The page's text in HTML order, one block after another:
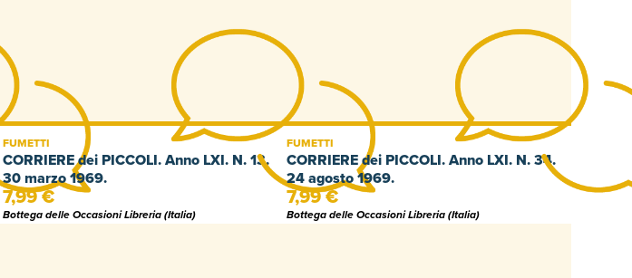
CORRIERE dei PICCOLI. Anno LXI. N. 13.
30 marzo 1969.
FUMETTI
7,99 €
Bottega delle Occasioni Libreria (Italia)
CORRIERE dei PICCOLI. Anno LXI. N. 34.
24 agosto 1969.
FUMETTI
7,99 €
Bottega delle Occasioni Libreria (Italia)